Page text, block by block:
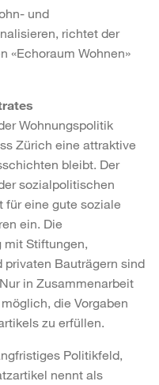
und
richtet der
«Echoraum Wohnen»
Wohnungspolitik
Zürich eine attraktive
bleibt. Der
sozialpolitischen
für eine gute soziale
ein. Die
Stiftungen,
Bauträgern sind
in Zusammenarbeit
die Vorgaben
zu erfüllen.
Politikfeld,
nennt als